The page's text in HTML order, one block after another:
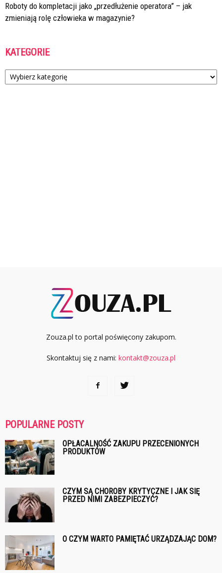
Roboty do kompletacji jako „przedłużenie operatora” – jak
zmieniają rolę człowieka w magazynie?
KATEGORIE
Kategorie
Zouza.pl to portal poświęcony zakupom.
Skontaktuj się z nami: kontakt@zouza.pl
POPULARNE POSTY
OPŁACALNOŚĆ ZAKUPU PRZECENIONYCH
PRODUKTÓW
CZYM SĄ CHOROBY KRYTYCZNE I JAK SIĘ
PRZED NIMI ZABEZPIECZYĆ?
O CZYM WARTO PAMIĘTAĆ URZĄDZAJĄC DOM?